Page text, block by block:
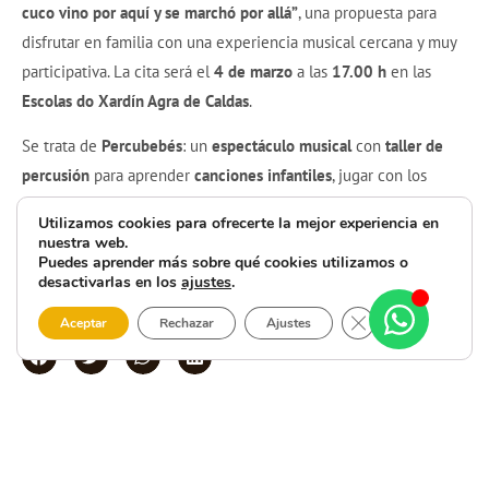
cuco vino por aquí y se marchó por allá”, una propuesta para
disfrutar en familia con una experiencia musical cercana y muy
participativa. La cita será el4 de marzo a las 17.00 h en las
Escolas do Xardín Agra de Caldas.
Se trata de Percubebés: un espectáculo musicalcon taller de
percusión para aprender canciones infantiles, jugar con los
sonidos, participar y descubrir herramientas sencillas para la
interpretación musical .
Actividad dirigida aniños/as de 0 a 4 años
gratuitaencarballo.gal.
Utilizamos cookies para ofrecerte la mejor experiencia en
nuestra web.
Puedes aprender más sobre qué cookies utilizamos o
desactivarlas en los ajustes.
Aceptar Rechazar Ajustes Cerrar el banner